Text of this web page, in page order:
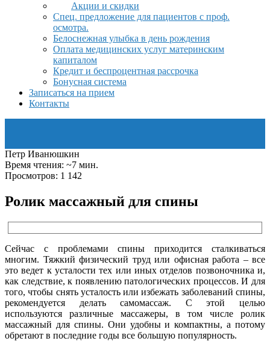
Акции и скидки
Спец. предложение для пациентов с проф.
осмотра.
Белоснежная улыбка в день рождения
Оплата медицинских услуг материнским
капиталом
Кредит и беспроцентная рассрочка
Бонусная система
Записаться на прием
Контакты
Петр Иванюшкин
Время чтения: ~7 мин.
Просмотров: 1 142
Ролик массажный для спины
Сейчас с проблемами спины приходится сталкиваться
многим. Тяжкий физический труд или офисная работа – все
это ведет к усталости тех или иных отделов позвоночника и,
как следствие, к появлению патологических процессов. И для
того, чтобы снять усталость или избежать заболеваний спины,
рекомендуется делать самомассаж. С этой целью
используются различные массажеры, в том числе ролик
массажный для спины. Они удобны и компактны, а потому
обретают в последние годы все большую популярность.